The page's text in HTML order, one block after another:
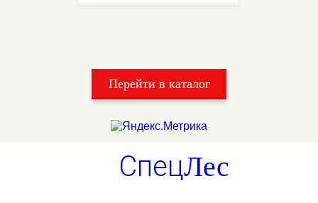
Перейти в каталог
СпецЛес